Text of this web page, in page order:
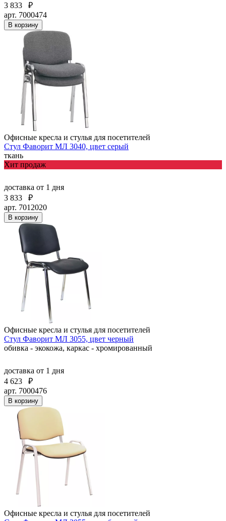
3 833
₽
арт. 7000474
В корзину
Офисные кресла и стулья для посетителей
Стул Фаворит МЛ 3040, цвет серый
ткань
Хит продаж
доставка от 1 дня
3 833
₽
арт. 7012020
В корзину
Офисные кресла и стулья для посетителей
Стул Фаворит МЛ 3055, цвет черный
обивка - экокожа, каркас - хромированный
доставка от 1 дня
4 623
₽
арт. 7000476
В корзину
Офисные кресла и стулья для посетителей